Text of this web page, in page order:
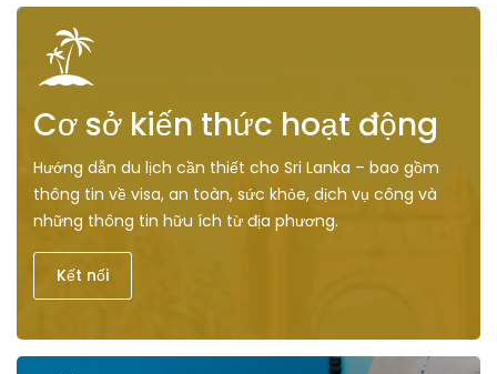
Cơ sở kiến thức hoạt động
Hướng dẫn du lịch cần thiết cho Sri Lanka – bao gồm
thông tin về visa, an toàn, sức khỏe, dịch vụ công và
những thông tin hữu ích từ địa phương.
Kết nối